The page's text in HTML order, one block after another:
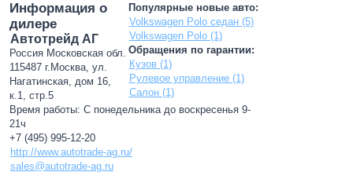
Популярные новые авто:
Volkswagen Polo седан (5)
Volkswagen Polo (1)
Обращения по гарантии:
Кузов (1)
Рулевое управление (1)
Салон (1)
Информация о
дилере
Автотрейд АГ
Россия Московская обл.
115487 г.Москва, ул.
Нагатинская, дом 16,
к.1, стр.5
Время работы: С понедельника до воскресенья 9-
21ч
+7 (495) 995-12-20
http://www.autotrade-ag.ru/
sales@autotrade-ag.ru